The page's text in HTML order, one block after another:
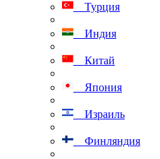
Турция
Индия
Китай
Япония
Израиль
Финляндия